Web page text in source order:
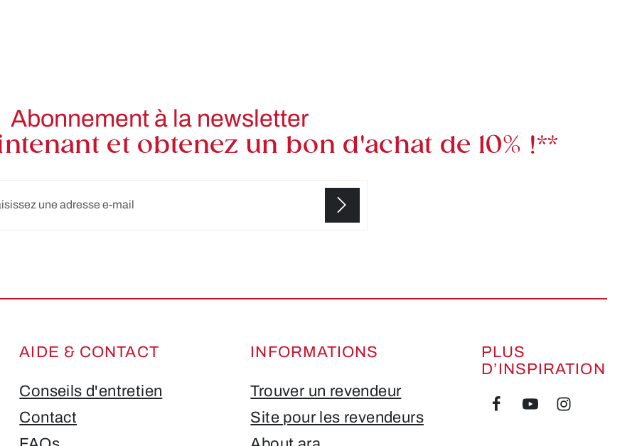
Abonnement à la newsletter
et obtenez un bon d'achat de 10% !**
AIDE & CONTACT
Conseils d'entretien
Contact
INFORMATIONS
Trouver un revendeur
Site pour les revendeurs
PLUS
D’INSPIRATION